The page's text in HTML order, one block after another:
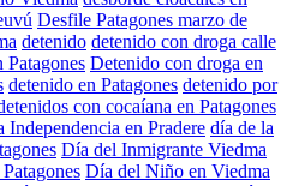
Desfile Patagones marzo de
detenido detenido con droga calle
Patagones Detenido con droga en
detenido en Patagones detenido por
con cocaíana en Patagones
Independencia en Pradere día de la
Día del Inmigrante Viedma
Día del Niño en Viedma